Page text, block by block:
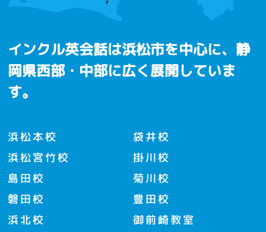
インクル英会話は浜松市を中心に、 静
岡県西部・中部に広く展開していま
す。
浜松本校 袋井校
浜松宮竹校
掛川校
島田校
菊川校
磐田校
豊田校
浜北校
御前崎教室